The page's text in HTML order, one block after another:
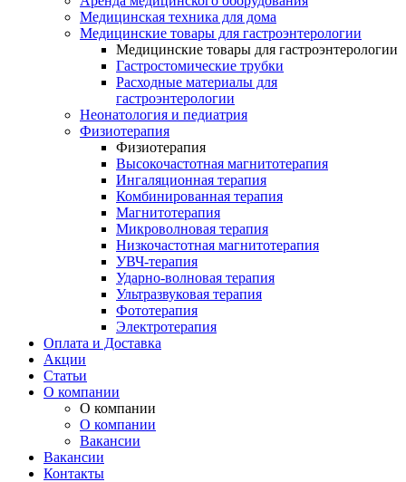
Медицинская техника для дома
Медицинские товары для гастроэнтерологии
Медицинские товары для гастроэнтерологии
Гастростомические трубки
Расходные материалы для
гастроэнтерологии
Неонатология и педиатрия
Физиотерапия
Физиотерапия
Высокочастотная магнитотерапия
Ингаляционная терапия
Комбинированная терапия
Магнитотерапия
Микроволновая терапия
Низкочастотная магнитотерапия
УВЧ-терапия
Ударно-волновая терапия
Ультразвуковая терапия
Фототерапия
Электротерапия
Оплата и Доставка
Акции
Статьи
О компании
О компании
О компании
Вакансии
Вакансии
Контакты